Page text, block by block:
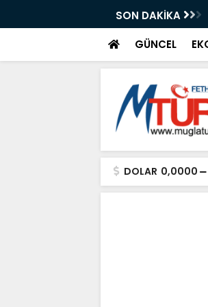
SON DAKİKA
Film Yarışması İçin Başvurular
GÜNCEL
DOLAR 0,0000